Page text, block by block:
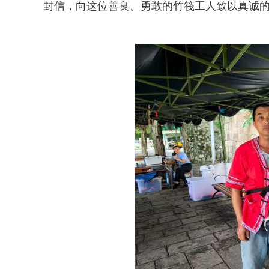
封信，向这位善良、勇敢的竹筏工人致以真诚